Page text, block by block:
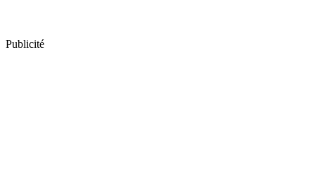
Publicité